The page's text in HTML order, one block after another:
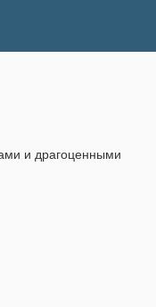
и драгоценными